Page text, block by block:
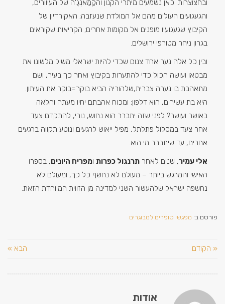
ובחצוצרות. כאן נשמעים מיתרי הקנון והקַמַאנְגֶ'ה של העיוורים,
והגעגועים העולים מהם אל המולדת שנעזבה; האקורדיון של
הקיבוץ שגעגועיו מופנים אל מקומות אחרים; הקריאות שקוראים
בגרון ניחר מטורפי ירושלים.
ובין כל אלה נער אחד צנום שכדי להיות ישראלי משיל מלשונו את
מבטאו ועושה הכול כדי להתערות בקיבוץ ואחר כך בעיר, ושם
מתאהבת בו נערה צברית,שלהוריה הביא בוקר=בוקר את העיתון.
היא בת עשירים, הוא דלפון; ומכוח אהבתם יחיו מעתה והלאה
באושר ועושר? לפני שזה יתברר הוא נחוש, נורי, להתקדם צעד
אחר צעד במסלול פתלתל, מפיל ייאוש לרגעים ונוטע תקווה ברגעים
אחרים, עד שיתברר מי הוא.
אלי עמיר, שנים לאחר תרנגול כפרות ומפריח היונים, בספרו
האישי והמרגש ביותר – מעולם לא נחשף כל כך, ומעולם לא
נחשפה ישראל שלהעשור השני למדינה מן הזווית המיוחדת הזאת.
פורסם ב: מפגשי סופרים למבוגרים
« הקודם הבא »
אודות